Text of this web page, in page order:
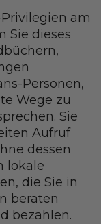
am
Sie dieses
Personen,
Wege zu
Sie
Aufruf
dessen
lokale
die Sie in
beraten
bezahlen.